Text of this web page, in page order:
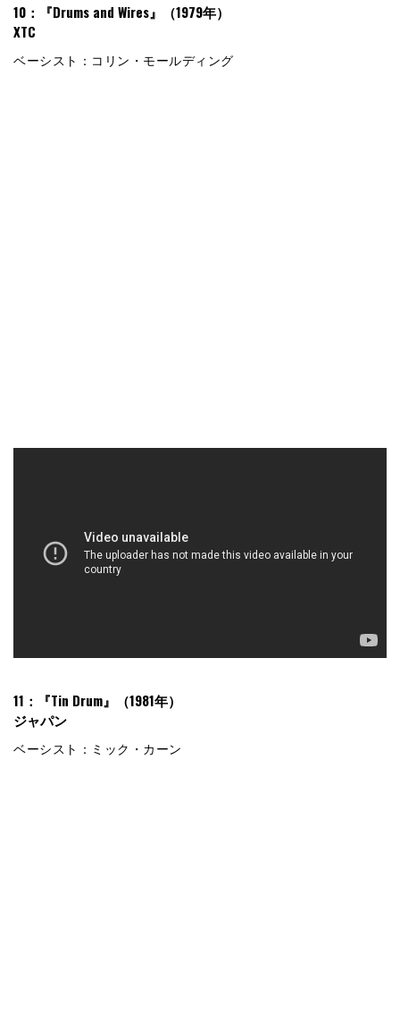
10：『Drums and Wires』（1979年）
XTC
ベーシスト：コリン・モールディング
11：『Tin Drum』（1981年）
ジャパン
ベーシスト：ミック・カーン